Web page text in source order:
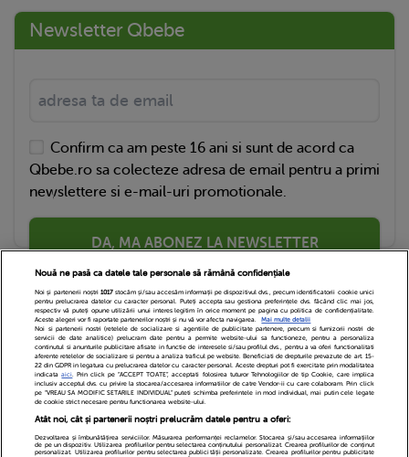
Newsletter Qbebe
Confirm ca am peste 16 ani si sunt de acord ca
Qbebe.ro sa colecteze adresa de email pentru a primi
newslettere si e-mail-uri promotionale.
DA, MA ABONEZ LA NEWSLETTER
Echipa Editoriala Newsletter
Contact
Cariere
Cookies
Politica de confidentialitate
DivaHair Cosmetics
Despre noi
Nouă ne pasă ca datele tale personale să rămână confidențiale
Noi și partenerii noștri 1017stocăm și/sau accesăm informații pe dispozitivul dvs., precum identificatorii cookie unici
pentru prelucrarea datelor cu caracter personal. Puteți accepta sau gestiona preferințele dvs. făcând clic mai jos,
respectiv vă puteți opune utilizării unui interes legitim în orice moment pe pagina cu politica de confidențialitate.
Aceste alegeri vor fi raportate partenerilor noștri și nu vă vor afecta navigarea.
Mai multe detalii
Noi si partenerii nostri (retelele de socializare si agentiile de publicitate partenere, precum si furnizorii nostri de
servicii de date analitice) prelucram date pentru a permite website-ului sa functioneze, pentru a personaliza
continutul si anunturile publicitare afisate in functie de interesele si/sau profilul dvs., pentru a va oferi functionalitati
aferente retelelor de socializare si pentru a analiza traficul pe website. Beneficiati de drepturile prevazute de art. 15-
22 din GDPR in legatura cu prelucrarea datelor cu caracter personal. Aceste drepturi pot fi exercitate prin modalitatea
indicataaici. Prin click pe “ACCEPT TOATE”, acceptati folosirea tuturor Tehnologiilor de tip Cookie, care implica
inclusiv acceptul dvs. cu privire la stocarea/accesarea informatiilor de catre Vendor-ii cu care colaboram. Prin click
pe “VREAU SA MODIFIC SETARILE INDIVIDUAL” puteti schimba preferintele in mod individual, mai putin cele legate
de cookie strict necesare pentru functionarea website-ului.
Atât noi, cât și partenerii noștri prelucrăm datele pentru a oferi:
Dezvoltarea și îmbunătățirea serviciilor. Măsurarea performanței reclamelor. Stocarea și/sau accesarea informațiilor
de pe un dispozitiv. Utilizarea profilurilor pentru selectarea conținutului personalizat. Crearea profilurilor de conținut
personalizat. Utilizarea profilurilor pentru selectarea publicității personalizate. Crearea profilurilor pentru publicitate